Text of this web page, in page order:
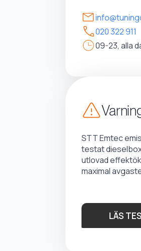
020 322 911
09-23, alla
STT Emtec
testat
utlovad
maximal
LÄS